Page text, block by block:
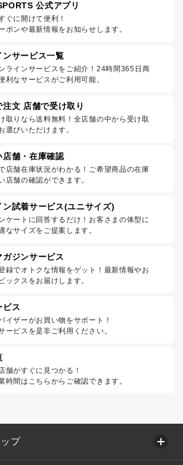
公式アプリ
ぐに開けて便利！
ポンや最新情報をお知らせします。
ンサービス一覧
ラインサービスをご紹介！24時間365日商
利なサービスがご利用可能。
注文 店舗で受け取り
取りなら送料無料！全店舗の中から受け取
選びいただけます。
店舗・在庫確認
店舗在庫状況がわかる！ご希望商品の在庫
店舗の確認ができます。
ン試着サービス(ユニサイズ)
ケートに回答するだけ！お客さまの体型に
なサイズをご提案します。
ガジンサービス
録でオトクな情報をゲット！最新情報やお
ックスをお届けします。
ビス
イザーがお買い物をサポート！
ービスを是非ご利用ください。
舗がすぐに見つかる！
時間はこちらからご確認できます。
プ